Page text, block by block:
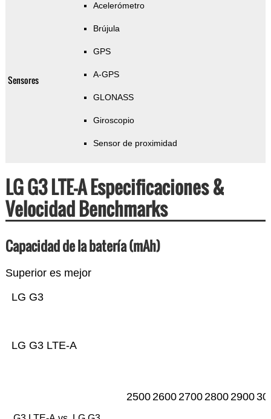
Sensores
Acelerómetro
Brújula
GPS
A-GPS
GLONASS
Giroscopio
Sensor de proximidad
LG G3 LTE-A Especificaciones &
Velocidad Benchmarks
Capacidad de la batería (mAh)
Superior es mejor
LG G3 LTE-A
LG G3
25002600270028002900